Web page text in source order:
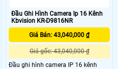
Đầu Ghi Hình Camera Ip 16 Kênh
Kbvision KR-D9816NR
Giá Bán: 43,040,000 ₫
Giá gốc: 43,040,000 ₫
Đầu ghi hình camera IP 16 kênh